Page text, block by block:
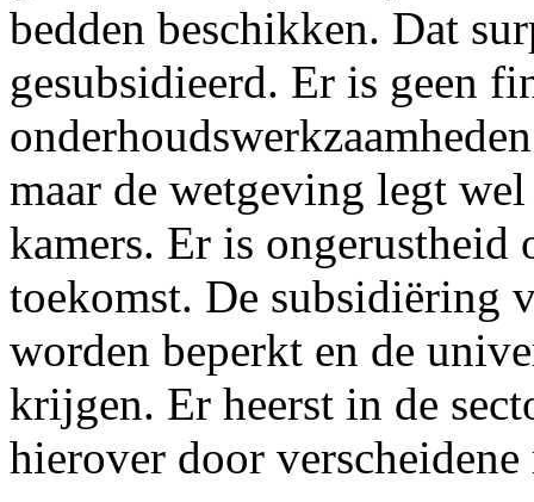
bedden beschikken. Dat
gesubsidieerd. Er is geen
maar de wetgeving legt
kamers. Er is
toekomst. De subsidiëring
worden beperkt en de
krijgen. Er heerst in de
hierover door verscheidene